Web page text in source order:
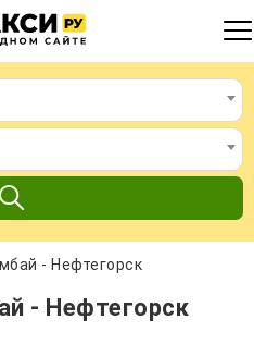
- Нефтегорск
- Нефтегорск